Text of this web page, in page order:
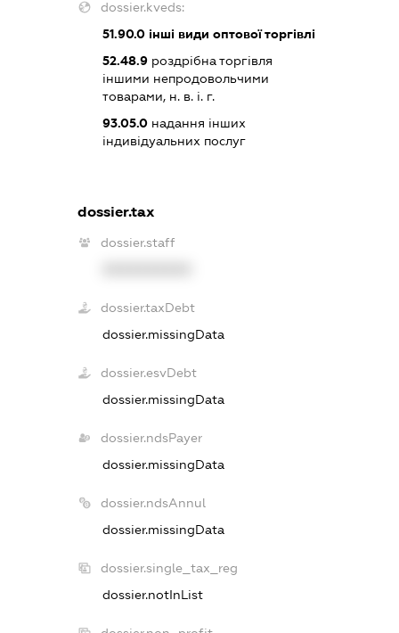
dossier.kveds:
51.90.0 інші види оптової торгівлі
52.48.9 роздрібна торгівля
іншими непродовольчими
товарами, н. в. і. г.
93.05.0 надання інших
індивідуальних послуг
dossier.tax
dossier.staff
dossier.taxDebt
dossier.missingData
dossier.esvDebt
dossier.missingData
dossier.ndsPayer
dossier.missingData
dossier.ndsAnnul
dossier.missingData
dossier.single_tax_reg
dossier.notInList